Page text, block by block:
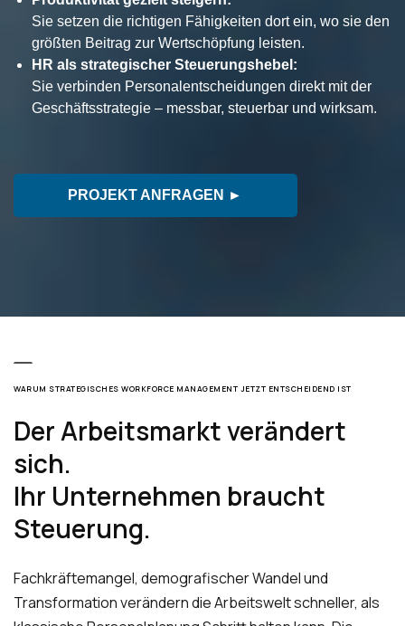
Strategic Workforce Management
Sie setzen die richtigen Fähigkeiten dort ein, wo sie den
größten Beitrag zur Wertschöpfung leisten.
HR als strategischer Steuerungshebel:
Sie verbinden Personalentscheidungen direkt mit der
Geschäftsstrategie – messbar, steuerbar und wirksam.
PROJEKT ANFRAGEN ►
WARUM STRATEGISCHES WORKFORCE MANAGEMENT JETZT ENTSCHEIDEND IST
Der Arbeitsmarkt verändert
sich.
Ihr Unternehmen braucht
Steuerung.
Fachkräftemangel, demografischer Wandel und
Transformation verändern die Arbeitswelt schneller, als